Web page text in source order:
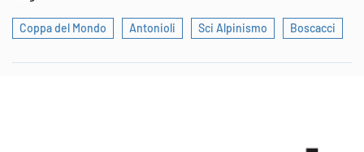
Coppa del Mondo Antonioli Sci Alpinismo Boscacci